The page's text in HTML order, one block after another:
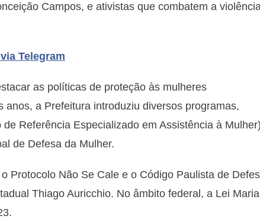
Campos, e ativistas que combatem a
Telegram
as políticas de proteção às mulheres
a Prefeitura introduziu diversos programas,
Referência Especializado em Assistência à
de Defesa da Mulher.
Protocolo Não Se Cale e o Código Paulista de
Thiago Auricchio. No âmbito federal, a Lei Maria